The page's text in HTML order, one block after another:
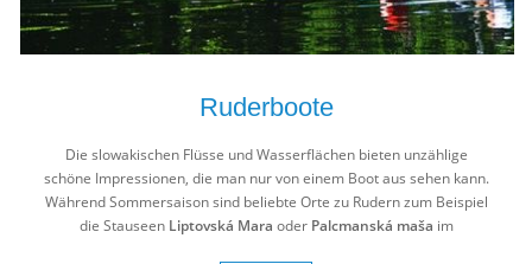
Ruderboote
Die slowakischen Flüsse und Wasserflächen bieten unzählige
schöne Impressionen, die man nur von einem Boot aus sehen kann.
Während Sommersaison sind beliebte Orte zu Rudern zum Beispiel
die Stauseen Liptovská Mara oder Palcmanská maša im